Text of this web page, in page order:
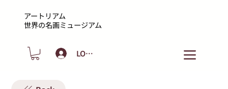
アートリアム
​世界の名画ミュージアム
LOGIN